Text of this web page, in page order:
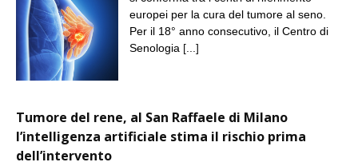
europei per la cura del tumore al seno.
Per il 18° anno consecutivo, il Centro di
Senologia [...]
Tumore del rene, al San Raffaele di Milano
l’intelligenza artificiale stima il rischio prima
dell’intervento